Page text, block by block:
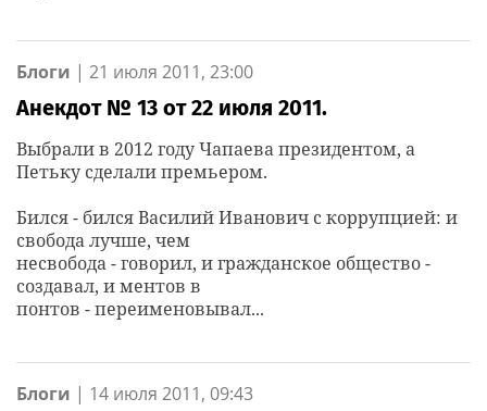
Блоги | 21 июля 2011, 23:00
Анекдот № 13 от 22 июля 2011.
Выбрали в 2012 году Чапаева президентом, а
Петьку сделали премьером.
Бился - бился Василий Иванович с коррупцией: и
свобода лучше, чем
несвобода - говорил, и гражданское общество -
создавал, и ментов в
понтов - переименовывал...
Блоги | 14 июля 2011, 09:43